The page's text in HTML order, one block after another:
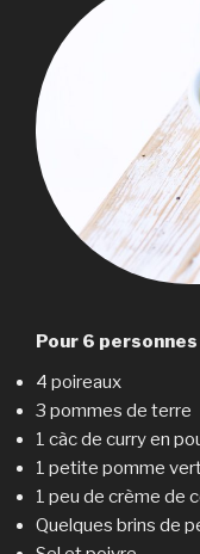
Pour 6 personnes
4 poireaux
3 pommes de terre
1 càc de curry en
1 petite pomme
1 peu de crème de
Quelques brins de